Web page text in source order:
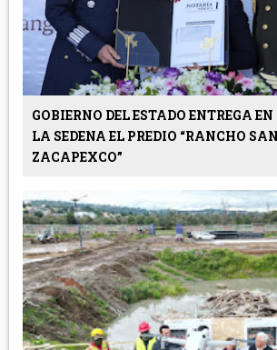
GOBIERNO DEL ESTADO ENTREGA
LA SEDENA EL PREDIO “RANCHO
ZACAPEXCO”